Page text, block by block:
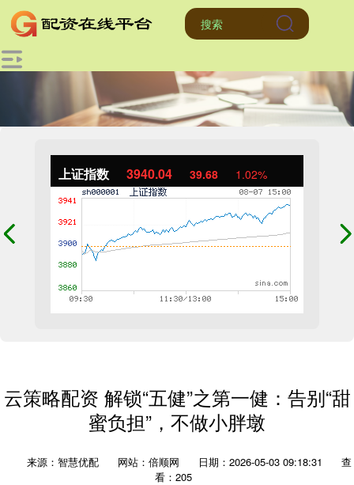
上证指数 3940.04 39.68 1.02%
云策略配资 解锁“五健”之第一健：告别“甜
蜜负担”，不做小胖墩
来源：智慧优配 网站：倍顺网 日期：2026-05-03 09:18:31
查
看：205